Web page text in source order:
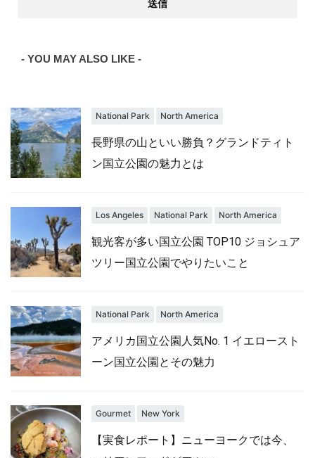
- YOU MAY ALSO LIKE -
National Park North America
長野県の山といい勝負？グランドティト
ン国立公園の魅力とは
Los Angeles National Park North America
観光客が多い国立公園 TOP10 ジョシュア
ツリー国立公園でやりたいこと
National Park North America
アメリカ国立公園人気No. 1 イエロースト
ーン国立公園とその魅力
Gourmet New York
【実食レポート】ニューヨークでは今、